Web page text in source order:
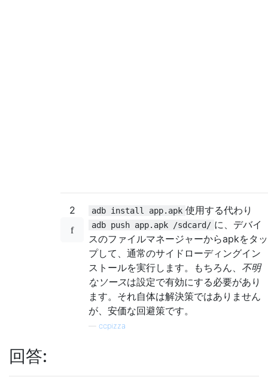
2 adb install app.apk 使用する代わり
adb push app.apk /sdcard/ に、デバイ
スのファイルマネージャーからapkをタッ
プして、通常のサイドローディングイン
ストールを実行します。もちろん、 不明
なソースは設定で有効にする必要があり
ます。それ自体は解決策ではありません
が、安価な回避策です。
ccpizza
回答: